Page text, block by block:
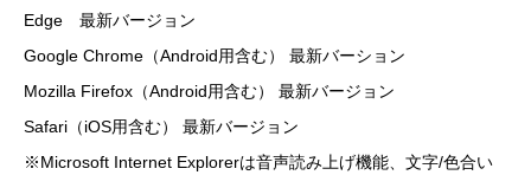
Edge 最新バージョン
Google Chrome（Android用含む） 最新バーション
Mozilla Firefox（Android用含む） 最新バージョン
Safari（iOS用含む） 最新バージョン
※Microsoft Internet Explorerは音声読み上げ機能、文字/色合い